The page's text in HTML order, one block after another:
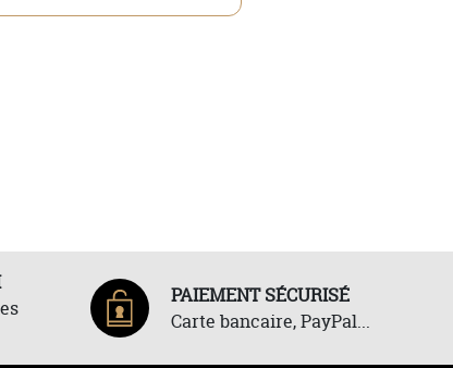
PAIEMENT SÉCURISÉ
Carte bancaire, PayPal...